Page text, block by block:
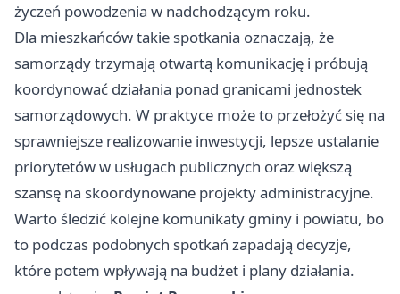
życzeń powodzenia w nadchodzącym roku.
Dla mieszkańców takie spotkania oznaczają, że
samorządy trzymają otwartą komunikację i próbują
koordynować działania ponad granicami jednostek
samorządowych. W praktyce może to przełożyć się na
sprawniejsze realizowanie inwestycji, lepsze ustalanie
priorytetów w usługach publicznych oraz większą
szansę na skoordynowane projekty administracyjne.
Warto śledzić kolejne komunikaty gminy i powiatu, bo
to podczas podobnych spotkań zapadają decyzje,
które potem wpływają na budżet i plany działania.